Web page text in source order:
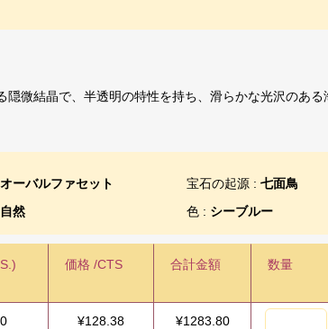
微結晶で、半透明の特性を持ち、滑らかな光沢のある
オーバルファセット 宝石の起源 : 七面鳥
自然 色 : シーブルー
価格 /CTS 合計金額 数量
¥128.38 ¥1283.80